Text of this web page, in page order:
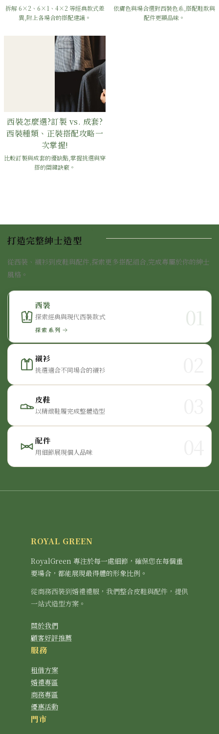
拆解 6×2、6×1、4×2 等經典款式差
異,附上各場合的搭配建議。
依膚色與場合選對西裝色系,搭配鞋款與
配件更顯品味。
西裝怎麼選?訂製 vs. 成套?
西裝種類、正裝搭配攻略一
次掌握!
比較訂製與成套的優缺點,掌握挑選與穿
搭的關鍵訣竅。
打造完整紳士造型
從西裝、襯衫到皮鞋與配件,探索更多搭配組合,完成專屬於你的紳士
風格。
01
西裝
探索經典與現代西裝款式
探索系列
襯衫
挑選適合不同場合的襯衫
皮鞋
以精緻鞋履完成整體造型
配件
用細節展現個人品味
ROYAL GREEN
RoyalGreen 專注於每一處細節，確保您在每個重
要場合，都能展現最得體的形象比例。
從商務西裝到婚禮禮服，我們整合皮鞋與配件，提供
一站式造型方案。
關於我們
顧客好評推薦
服務
租借方案
婚禮專區
商務專區
優惠活動
門市